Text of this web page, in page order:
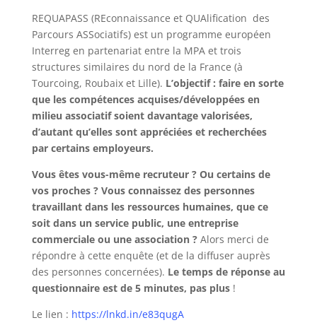
REQUAPASS (REconnaissance et QUAlification des
Parcours ASSociatifs) est un programme européen
Interreg en partenariat entre la MPA et trois
structures similaires du nord de la France (à
Tourcoing, Roubaix et Lille). L’objectif : faire en sorte
que les compétences acquises/développées en
milieu associatif soient davantage valorisées,
d’autant qu’elles sont appréciées et recherchées
par certains employeurs.
Vous êtes vous-même recruteur ? Ou certains de
vos proches ? Vous connaissez des personnes
travaillant dans les ressources humaines, que ce
soit dans un service public, une entreprise
commerciale ou une association ?Alors merci de
répondre à cette enquête (et de la diffuser auprès
des personnes concernées). Le temps de réponse au
questionnaire est de 5 minutes, pas plus!
Le lien : https://lnkd.in/e83qugA